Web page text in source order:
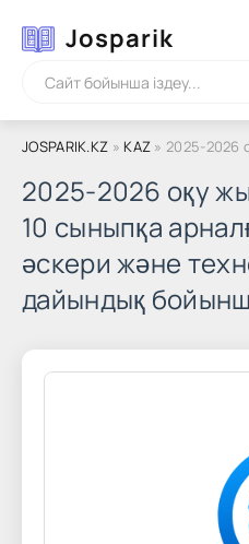
Josparik
JOSPARIK.KZ » KAZ » 2025-2026 оқу жылы жоспарлар.
2025-2026 оқу
10 сыныпқа
әскери және
дайындық